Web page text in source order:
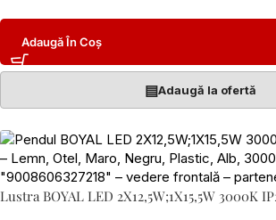
Adaugă În Coș
▤Adaugă la ofertă
Lustra BOYAL LED 2X12,5W;1X15,5W 3000K